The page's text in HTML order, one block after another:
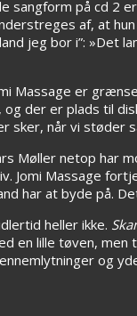
sangform på cd 2
af, at
jeg bor i”:
Massage er
der er plads til
sker, når vi støder
Møller netop
Jomi Massage
har at byde på.
heller ikke.
en lille tøven,
og